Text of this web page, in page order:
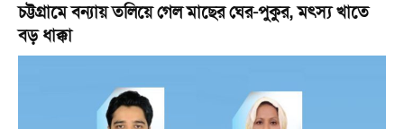
চট্টগ্রামে বন্যায় তলিয়ে গেল মাছের ঘের-পুকুর, মৎস্য খাতে
বড় ধাক্কা